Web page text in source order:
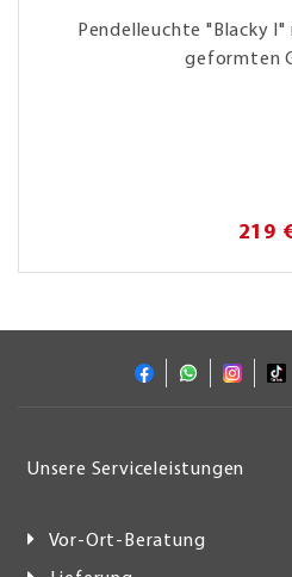
Pendelleuchte "Blacky
geformten
219
Unsere Serviceleistungen
Vor-Ort-Beratung